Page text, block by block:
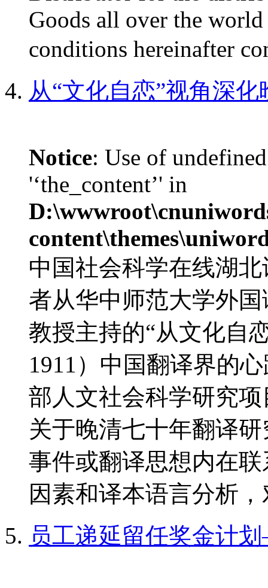
Goods all over the
conditions hereinafter
从“文化自恋”视角深
Notice: Use of
'‘the_content’' in
中国社会科学在线湖
者从华中师范大学外
教授主持的“从文化自
1911）中国翻译界的
部人文社会科学研究
关于晚清七十年翻译
事件或翻译思想内在
因素和译本语言分析
员工递延留任奖金计划